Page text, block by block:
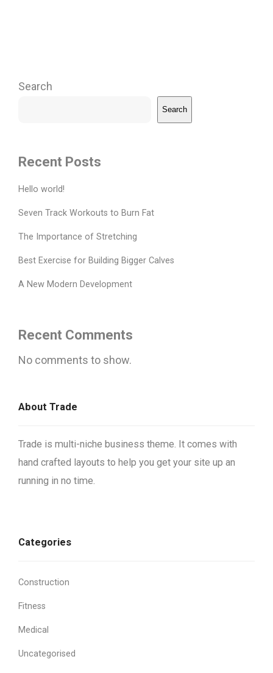
Search
Search
Recent Posts
Hello world!
Seven Track Workouts to Burn Fat
The Importance of Stretching
Best Exercise for Building Bigger Calves
A New Modern Development
Recent Comments
No comments to show.
About Trade
Trade is multi-niche business theme. It comes with
hand crafted layouts to help you get your site up an
running in no time.
Categories
Construction
Fitness
Medical
Uncategorised